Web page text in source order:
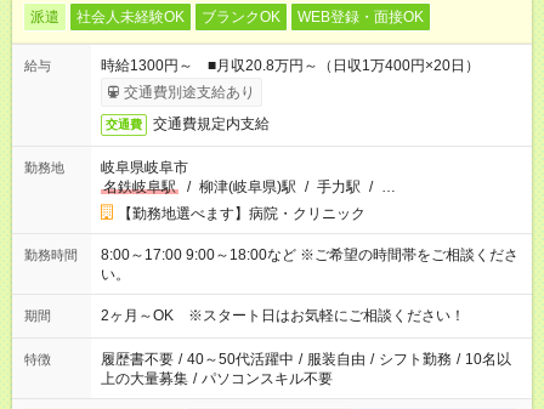
派遣 社会人未経験OK ブランクOK WEB登録・面接OK
給与
時給1300円～ ■月収20.8万円～（日収1万400円×20日）
交通費別途支給あり
交通費 交通費規定内支給
勤務地
岐阜県岐阜市
名鉄岐阜駅
/ 柳津(岐阜県)駅 / 手力駅 / …
【勤務地選べます】病院・クリニック
勤務時間
8:00～17:00 9:00～18:00など ※ご希望の時間帯をご相談くださ
い。
期間 2ヶ月～OK ※スタート日はお気軽にご相談ください！
特徴 履歴書不要 / 40～50代活躍中 / 服装自由 / シフト勤務 / 10名以
上の大量募集 / パソコンスキル不要